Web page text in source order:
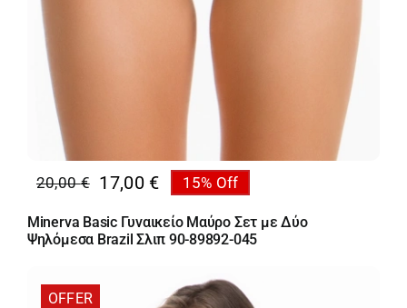
20,00€
Original
price
was:
17,00 €
Η
τρέχουσα
τιμή
17,00 €.
15% Off
Minerva Basic Γυναικείο Μαύρο Σετ με Δύο
Ψηλόμεσα Brazil Σλιπ 90-89892-045
OFFER